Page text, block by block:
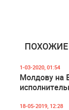
1-03-2020, 01:54
Молдову на
18-05-2019, 12:28